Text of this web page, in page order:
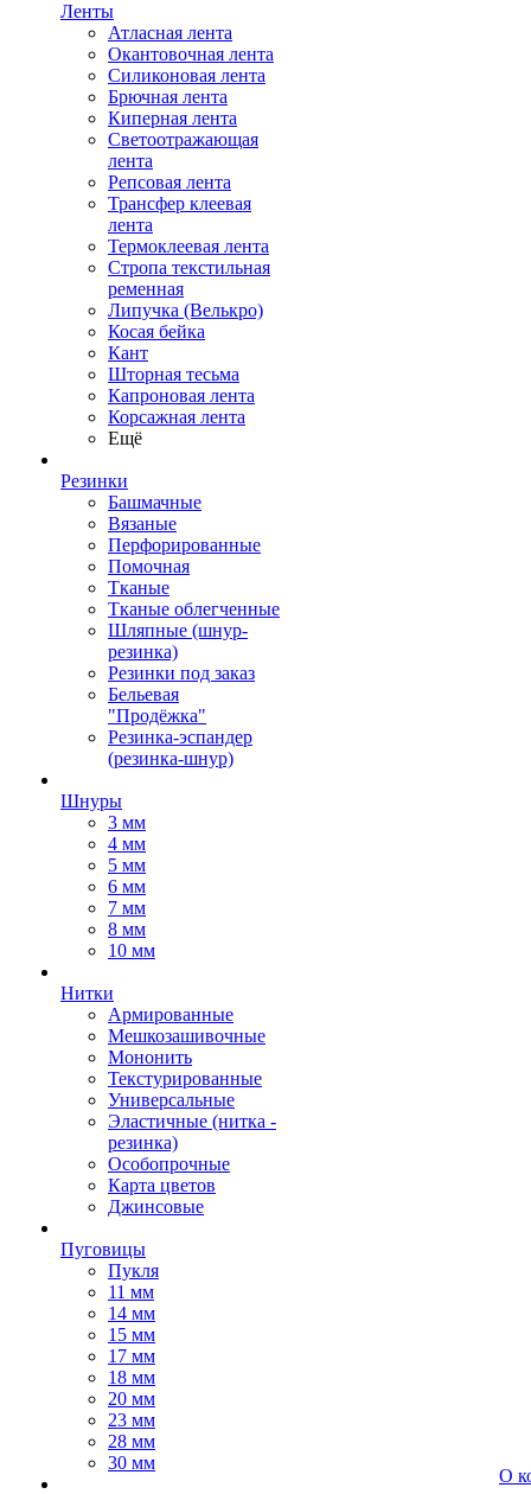
Ленты
Атласная лента
Окантовочная лента
Силиконовая лента
Брючная лента
Киперная лента
Светоотражающая
лента
Репсовая лента
Трансфер клеевая
лента
Термоклеевая лента
Стропа текстильная
ременная
Липучка (Велькро)
Косая бейка
Кант
Шторная тесьма
Капроновая лента
Корсажная лента
Ещё
Резинки
Башмачные
Вязаные
Перфорированные
Помочная
Тканые
Тканые облегченные
Шляпные (шнур-
резинка)
Резинки под заказ
Бельевая
"Продёжка"
Резинка-эспандер
(резинка-шнур)
Шнуры
3 мм
4 мм
5 мм
6 мм
7 мм
8 мм
10 мм
Нитки
Армированные
Мешкозашивочные
Мононить
Текстурированные
Универсальные
Эластичные (нитка -
резинка)
Особопрочные
Карта цветов
Джинсовые
Пуговицы
Пукля
11 мм
14 мм
15 мм
17 мм
18 мм
20 мм
23 мм
28 мм
30 мм
О